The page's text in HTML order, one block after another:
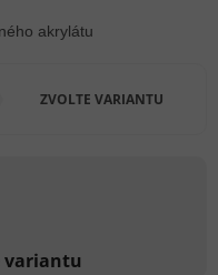
ZVOLTE VARIANTU
variantu
akrylátu